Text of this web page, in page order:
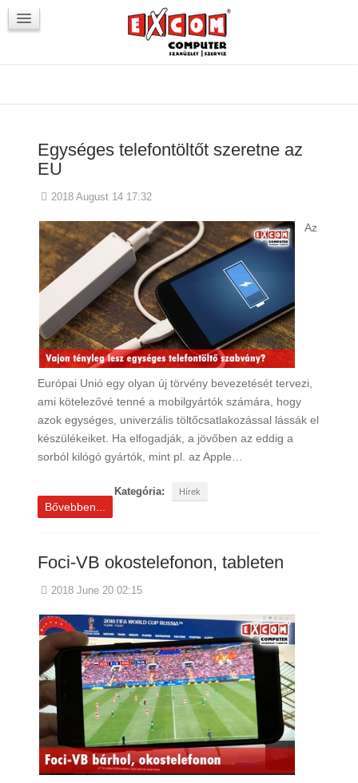
VörösmartyKOCKA
Egységes telefontöltőt szeretne az
EU
2018 August 14 17:32
Az
Európai Unió egy olyan új törvény bevezetését tervezi,
ami kötelezővé tenné a mobilgyártók számára, hogy
azok egységes, univerzális töltőcsatlakozással lássák el
készülékeiket. Ha elfogadják, a jövőben az eddig a
sorból kilógó gyártók, mint pl. az Apple…
Kategória: Hírek
Bővebben...
Foci-VB okostelefonon, tableten
2018 June 20 02:15